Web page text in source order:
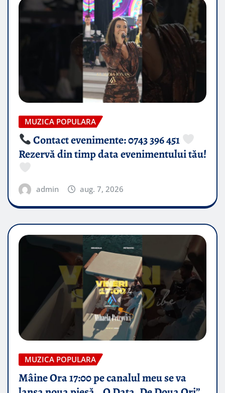
MUZICA POPULARA
Contact evenimente: 0743 396 451
Rezervă din timp data evenimentului tău!
admin aug. 7, 2026
MUZICA POPULARA
Mâine Ora 17:00 pe canalul meu se va